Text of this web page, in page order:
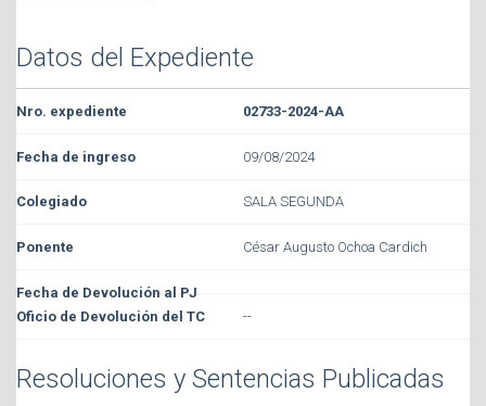
Datos del Expediente
02733-2024-AA
09/08/2024
SALA SEGUNDA
César Augusto Ochoa Cardich
--
Resoluciones y Sentencias Publicadas